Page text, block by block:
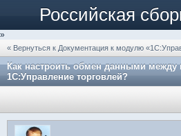
Российская
»
« Вернуться к Документация к модулю
Как настроить обмен данными между
1С:Управление торговлей?